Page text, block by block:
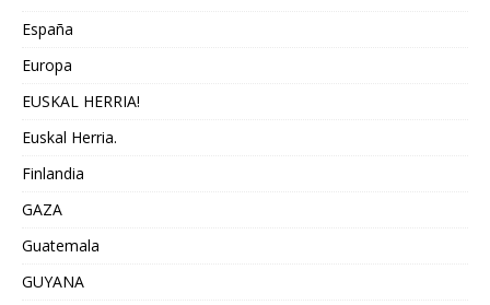
España
Europa
EUSKAL HERRIA!
Euskal Herria.
Finlandia
GAZA
Guatemala
GUYANA